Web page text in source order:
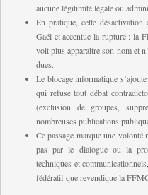
aucune légitimité légale ou
En pratique, cette
Gaël et accentue la rupture : la
voit plus apparaître son nom et
dues.
Le blocage informatique
qui refuse tout débat
(exclusion de groupes,
nombreuses publications
Ce passage marque une volonté
pas par le dialogue ou la
techniques et
fédératif que revendique la